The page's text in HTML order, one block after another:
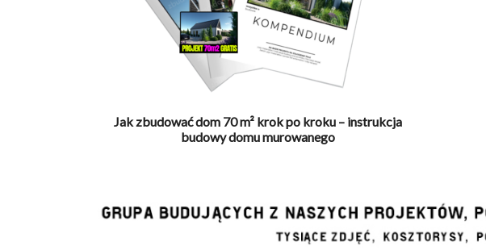
Jak zbudować dom 70 m² krok po kroku – instrukcja
budowy domu murowanego